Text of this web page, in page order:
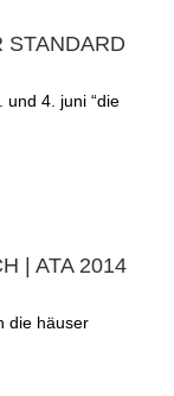
STANDARD
und 4. juni “die
| ATA 2014
die häuser